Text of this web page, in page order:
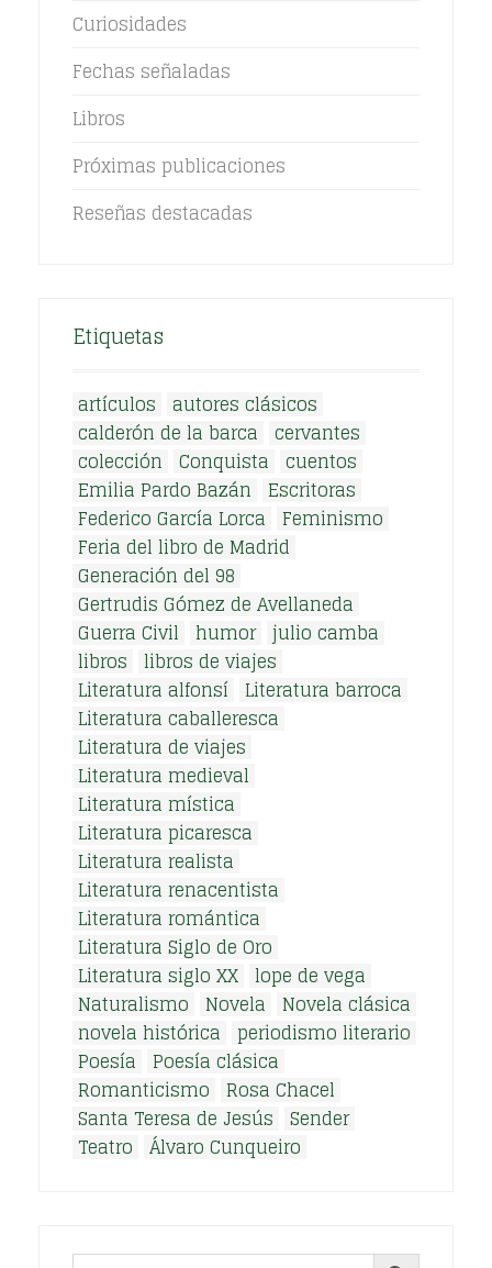
Curiosidades
Fechas señaladas
Libros
Próximas publicaciones
Reseñas destacadas
Etiquetas
artículos
autores clásicos
calderón de la barca cervantes
colección Conquista cuentos
Emilia Pardo Bazán
Escritoras
Federico García Lorca
Feminismo
Feria del libro de Madrid
Generación del 98
Gertrudis Gómez de Avellaneda
Guerra Civil humor julio camba
libros libros de viajes
Literatura alfonsí Literatura barroca
Literatura caballeresca
Literatura de viajes
Literatura medieval
Literatura mística
Literatura picaresca
Literatura realista
Literatura renacentista
Literatura romántica
Literatura Siglo de Oro
Literatura siglo XX lope de vega
Naturalismo
Novela
Novela clásica
novela histórica periodismo literario
Poesía
Poesía clásica
Romanticismo
Rosa Chacel
Santa Teresa de Jesús Sender
Teatro Álvaro Cunqueiro